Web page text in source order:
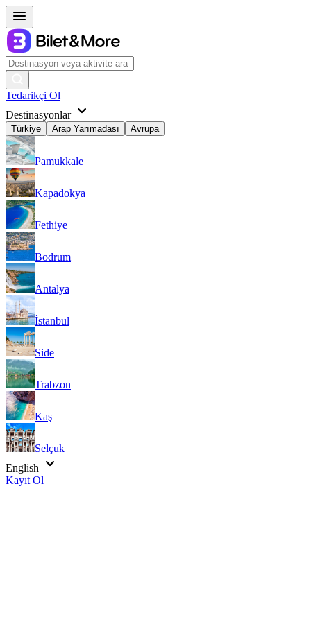
Tedarikçi Ol
Destinasyonlar
Türkiye Arap Yarımadası Avrupa
Pamukkale
Kapadokya
Fethiye
Bodrum
Antalya
İstanbul
Side
Trabzon
Kaş
Selçuk
English
Kayıt Ol